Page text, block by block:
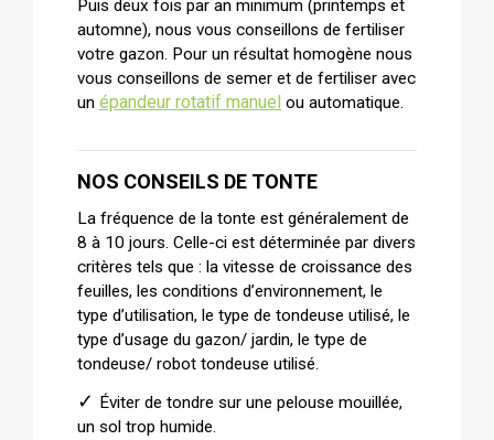
Puis deux fois par an minimum (printemps et
automne), nous vous conseillons de fertiliser
votre gazon. Pour un résultat homogène nous
vous conseillons de semer et de fertiliser avec
un épandeur rotatif manuel ou automatique.
NOS CONSEILS DE TONTE
La fréquence de la tonte est généralement de
8 à 10 jours. Celle-ci est déterminée par divers
critères tels que : la vitesse de croissance des
feuilles, les conditions d’environnement, le
type d’utilisation, le type de tondeuse utilisé, le
type d’usage du gazon/ jardin, le type de
tondeuse/ robot tondeuse utilisé.
✓ Éviter de tondre sur une pelouse mouillée,
un sol trop humide.